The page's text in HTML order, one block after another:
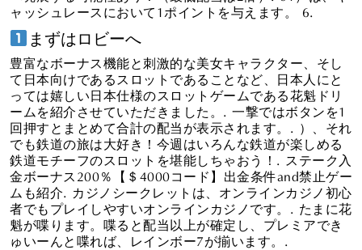
ャッシュレースにおいて1ポイントを与えます。 6.
まずはロビーへ
豊富なボーナス機能と刺激的な美女キャラクター、そし
て日本向けであるスロットであることなど、日本人にと
っては嬉しい日本仕様のスロットゲームである花魁ドリ
ームを紹介させていただきました。. 一撃ではボタンを1
回押すとまとめて合計の配当が表示されます。. ）、それ
でも鉄道の旅は大好き！今週はいろんな鉄道が楽しめる
鉄道モチーフのスロットを堪能しちゃおう！. ステーク入
金ボーナス200％【＄4000コード】出金条件and禁止ゲー
ムも紹介. カジノシークレットは、オンラインカジノ初心
者でもプレイしやすいオンラインカジノです。. たまに花
魁が喋ります。喋ると配当以上が確定し、プレミアでき
ゅいーんと喋れば、レインボー7が揃います。.